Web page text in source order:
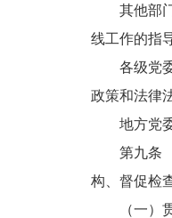
其他部门
线工作的指
各级党委
政策和法律
地方党委
第九条 党
构、督促检
（一）贯